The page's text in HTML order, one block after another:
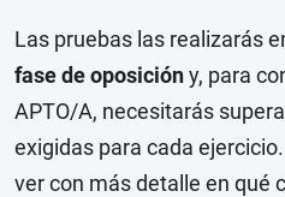
Las pruebas las realizarás
fase de oposicióny, para
APTO/A, necesitarás
exigidas para cada
ver con más detalle en qué